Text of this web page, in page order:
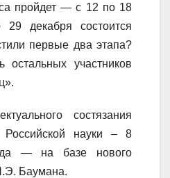
пройдет — с 12 по 18
декабря состоится
первые два этапа?
участников
состязания
науки – 8
— на базе нового
Баумана.